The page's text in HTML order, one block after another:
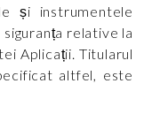
și instrumentele
relative la
Aplicații. Titularul
altfel, este